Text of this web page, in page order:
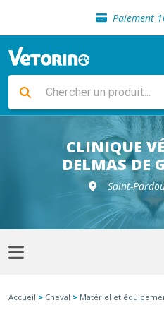
Paiement
Livraison gratuite
Sélection de
Livraison gratuite
Retour
Sélection de
CLINIQUE
DELMAS DE
Saint-
Accueil > Cheval > Matériel et